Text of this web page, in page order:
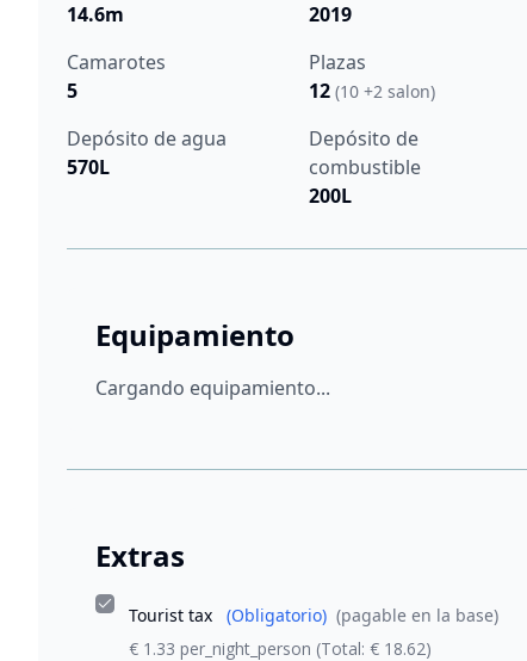
14.6m
2019
Camarotes
5
Plazas
12 (10 +2 salon)
Depósito de agua
570L
Depósito de
combustible
200L
Equipamiento
Cargando equipamiento...
Extras
Tourist tax (Obligatorio) (pagable en la base)
€ 1.33 per_night_person (Total: € 18.62)